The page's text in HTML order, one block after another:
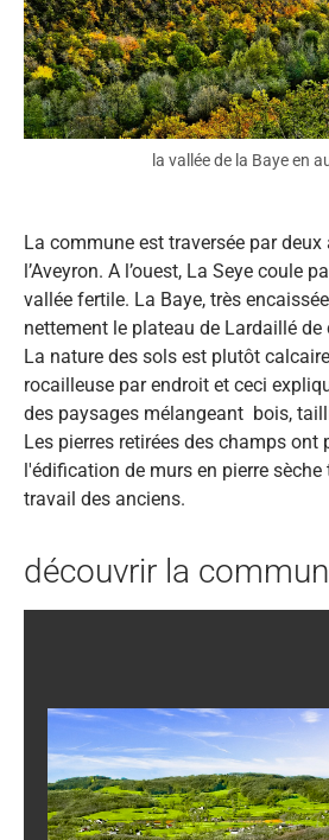
la vallée de la Baye en
La commune est traversée par
l’Aveyron. A l’ouest, La Seye coule
vallée fertile. La Baye, très
nettement le plateau de Lardaillé de
La nature des sols est plutôt
rocailleuse par endroit et ceci
des paysages mélangeant bois,
Les pierres retirées des champs ont
l'édification de murs en pierre
travail des anciens.
découvrir la